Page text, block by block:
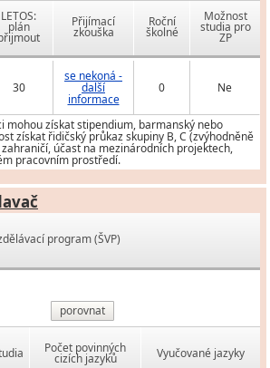
LETOS:
plán Přijímací
zkouška
Roční
školné
Možnost
studia pro
ZP
30
se nekoná -
další
informace
0 Ne
mohou získat stipendium, barmanský nebo
získat řidičský průkaz skupiny B, C (zvýhodněně
zahraničí, účast na mezinárodních projektech,
pracovním prostředí.
program (ŠVP)
porovnat
Počet povinných
cizích jazyků Vyučované jazyky